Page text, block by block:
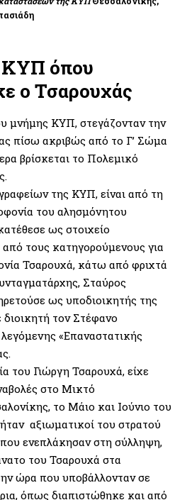
ΚΥΠ όπου
ο Τσαρουχάς
μνήμης ΚΥΠ, στεγάζονταν την
πίσω ακριβώς από το Γ’ Σώμα
βρίσκεται το Πολεμικό
της ΚΥΠ, είναι από τη
του αλησμόνητου
ως στοιχείο
τους κατηγορούμενους για
Τσαρουχά, κάτω από φριχτά
Σταύρος
ως υποδιοικητής της
τον Στέφανο
«Επαναστατικής
του Γιώργη Τσαρουχά, είχε
στο Μικτό
το Μάιο και Ιούνιο του
αξιωματικοί του στρατού
ενεπλάκησαν στη σύλληψη,
του Τσαρουχά στα
ώρα που υποβάλλονταν σε
όπως διαπιστώθηκε και από